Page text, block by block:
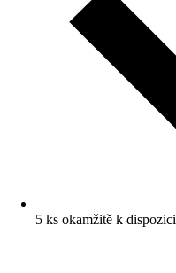
5 ks okamžitě k dispozici